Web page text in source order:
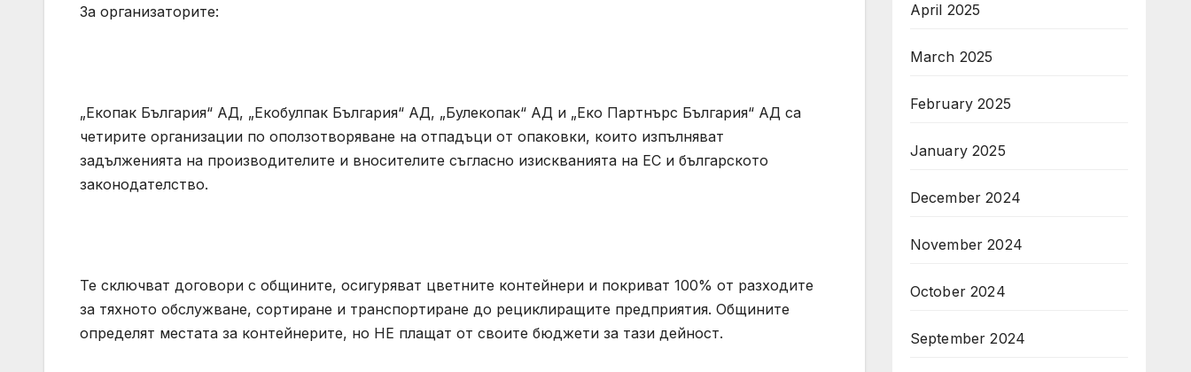
За организаторите:
„Екопак България“ АД, „Екобулпак България“ АД, „Булекопак“ АД и „Еко Партнърс България“ АД са
четирите организации по оползотворяване на отпадъци от опаковки, които изпълняват
задълженията на производителите и вносителите съгласно изискванията на ЕС и българското
законодателство.
Те сключват договори с общините, осигуряват цветните контейнери и покриват 100% от разходите
за тяхното обслужване, сортиране и транспортиране до рециклиращите предприятия. Общините
определят местата за контейнерите, но НЕ плащат от своите бюджети за тази дейност.
April 2025
March 2025
February 2025
January 2025
December 2024
November 2024
October 2024
September 2024